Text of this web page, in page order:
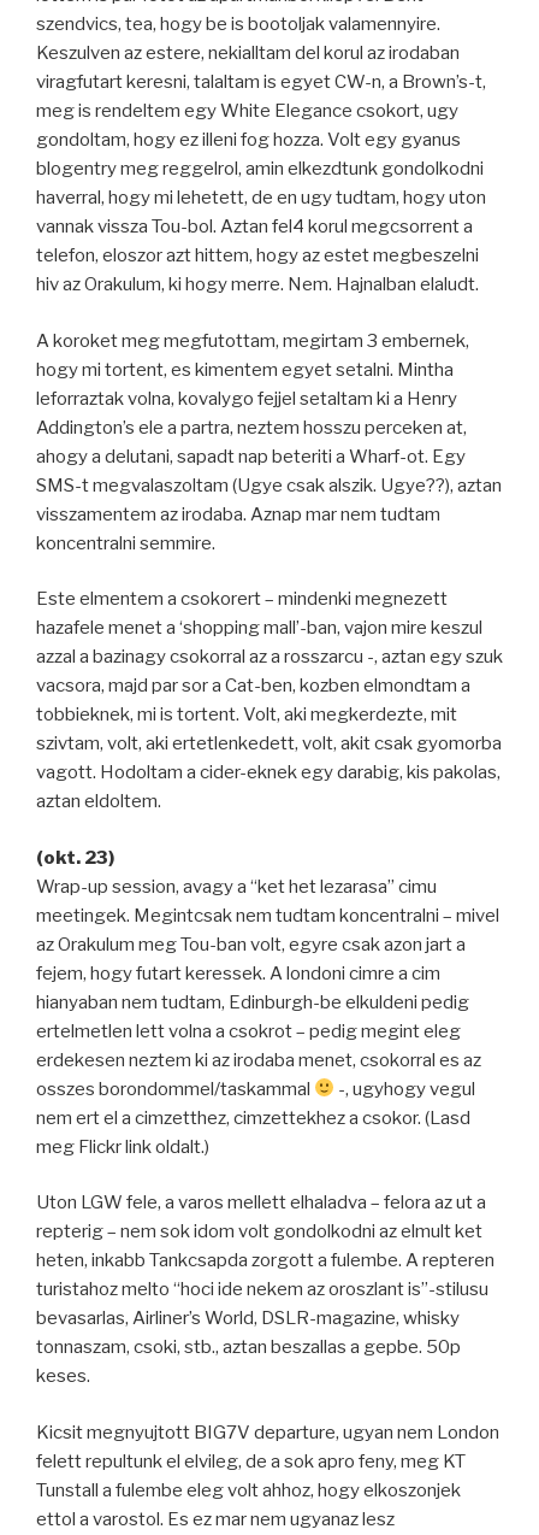
szendvics, tea, hogy be is bootoljak valamennyire.
Keszulven az estere, nekialltam del korul az irodaban
viragfutart keresni, talaltam is egyet CW-n, a Brown’s-t,
meg is rendeltem egy White Elegance csokort, ugy
gondoltam, hogy ez illeni fog hozza. Volt egy gyanus
blogentry meg reggelrol, amin elkezdtunk gondolkodni
haverral, hogy mi lehetett, de en ugy tudtam, hogy uton
vannak vissza Tou-bol. Aztan fel4 korul megcsorrent a
telefon, eloszor azt hittem, hogy az estet megbeszelni
hiv az Orakulum, ki hogy merre. Nem. Hajnalban elaludt.
A koroket meg megfutottam, megirtam 3 embernek,
hogy mi tortent, es kimentem egyet setalni. Mintha
leforraztak volna, kovalygo fejjel setaltam ki a Henry
Addington’s ele a partra, neztem hosszu perceken at,
ahogy a delutani, sapadt nap beteriti a Wharf-ot. Egy
SMS-t megvalaszoltam (Ugye csak alszik. Ugye??), aztan
visszamentem az irodaba. Aznap mar nem tudtam
koncentralni semmire.
Este elmentem a csokorert – mindenki megnezett
hazafele menet a ‘shopping mall’-ban, vajon mire keszul
azzal a bazinagy csokorral az a rosszarcu -, aztan egy szuk
vacsora, majd par sor a Cat-ben, kozben elmondtam a
tobbieknek, mi is tortent. Volt, aki megkerdezte, mit
szivtam, volt, aki ertetlenkedett, volt, akit csak gyomorba
vagott. Hodoltam a cider-eknek egy darabig, kis pakolas,
aztan eldoltem.
(okt. 23)
Wrap-up session, avagy a “ket het lezarasa” cimu
meetingek. Megintcsak nem tudtam koncentralni – mivel
az Orakulum meg Tou-ban volt, egyre csak azon jart a
fejem, hogy futart keressek. A londoni cimre a cim
hianyaban nem tudtam, Edinburgh-be elkuldeni pedig
ertelmetlen lett volna a csokrot – pedig megint eleg
erdekesen neztem ki az irodaba menet, csokorral es az
osszes borondommel/taskammal
-, ugyhogy vegul
nem ert el a cimzetthez, cimzettekhez a csokor. (Lasd
meg Flickr link oldalt.)
Uton LGW fele, a varos mellett elhaladva – felora az ut a
repterig – nem sok idom volt gondolkodni az elmult ket
heten, inkabb Tankcsapda zorgott a fulembe. A repteren
turistahoz melto “hoci ide nekem az oroszlant is”-stilusu
bevasarlas, Airliner’s World, DSLR-magazine, whisky
tonnaszam, csoki, stb., aztan beszallas a gepbe. 50p
keses.
Kicsit megnyujtott BIG7V departure, ugyan nem London
felett repultunk el elvileg, de a sok apro feny, meg KT
Tunstall a fulembe eleg volt ahhoz, hogy elkoszonjek
ettol a varostol. Es ez mar nem ugyanaz lesz